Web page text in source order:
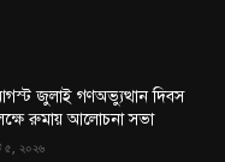
জুলাই গণঅভ্যুত্থান দিবস
রুমায় আলোচনা সভা
৫, ২০২৬